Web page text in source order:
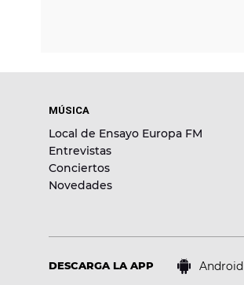
MÚSICA
Local de Ensayo Europa FM
Entrevistas
Conciertos
Novedades
DESCARGA LA APP Android